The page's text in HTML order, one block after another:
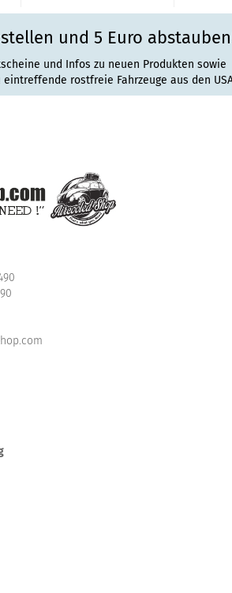
und 5 Euro
und Infos zu neuen Produkten sowie
rostfreie Fahrzeuge aus den